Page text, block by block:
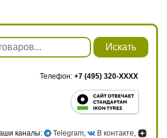
Искать
Телефон: +7 (495) 320-XXXX
каналы: Telegram , В контакте